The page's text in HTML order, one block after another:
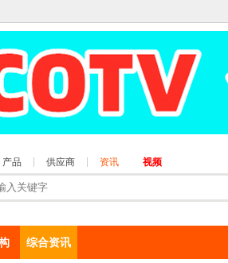
产品 供应商 资讯 视频
综合资讯